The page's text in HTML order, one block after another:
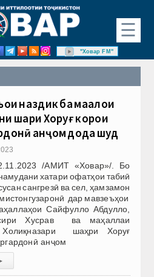
☰
"Ховар FM"
наздик ба маҳалҳои
шаҳри Хоруғ корҳои
анҷом дода шуд
/АМИТ «Ховар»/. Бо
хатари офатҳои табиӣ
сангрезӣ ва сел, ҳамзамон
дар мавзеъҳои
Сайфулло Абдулло,
Хусрав ва маҳаллаи
Холиқназари шаҳри Хоруғ
анҷом